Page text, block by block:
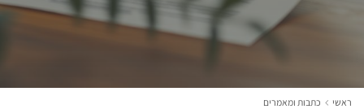
ראשי כתבות ומאמרים